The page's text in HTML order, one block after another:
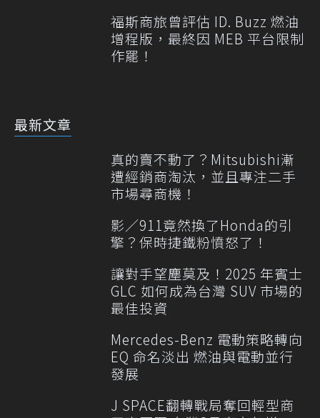
福斯商旅曾評估 ID. Buzz 燃油
增程版，最終因 MEB 平台限制
作罷！
最新文章
真的賣不動了？Mitsubishi漸
遭經銷商淘汰，並且專注二手
市場尋商機！
影／911竟然換了Honda的引
擎？保時捷鐵粉憤怒了！
讓對手望塵莫及！2025 年賓士
GLC 如何成為台灣 SUV 市場的
最佳投資
Mercedes-Benz 電動策略轉向
EQ 命名淡出 燃油與電動並行
發展
J SPACE翻轉戰局奪回輕型商